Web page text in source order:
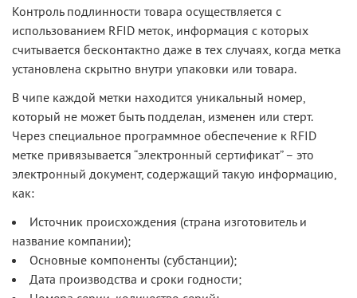
Контроль подлинности товара осуществляется с
использованием RFID меток, информация с которых
считывается бесконтактно даже в тех случаях, когда метка
установлена скрытно внутри упаковки или товара.
В чипе каждой метки находится уникальный номер,
который не может быть подделан, изменен или стерт.
Через специальное программное обеспечение к RFID
метке привязывается “электронный сертификат” – это
электронный документ, содержащий такую информацию,
как:
Источник происхождения (страна изготовитель и
название компании);
Основные компоненты (субстанции);
Дата производства и сроки годности;